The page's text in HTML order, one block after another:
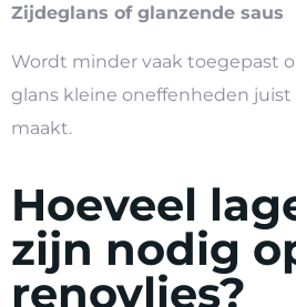
Zijdeglans of glanzende saus
Wordt minder vaak toegepast
glans kleine oneffenheden juist
maakt.
Hoeveel
zijn nodig
renovlies?